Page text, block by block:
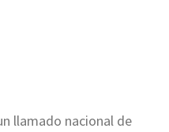
llamado nacional de